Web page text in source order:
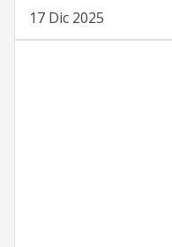
17 Dic 2025